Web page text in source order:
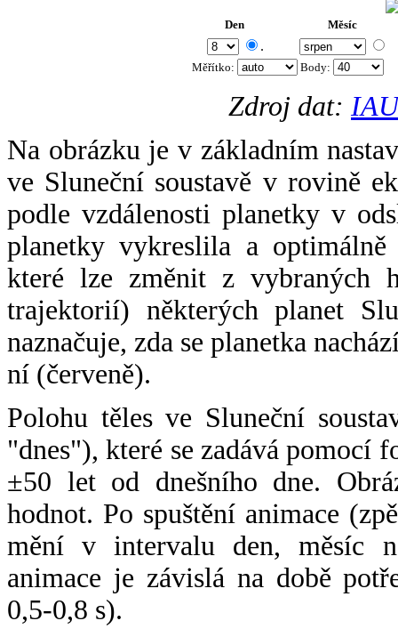
Den Měsíc
.
Měřítko: Body:
Zdroj dat:
Na obrázku je v základním
ve Sluneční soustavě v rovině
podle vzdálenosti planetky v
planetky vykreslila a
které lze změnit z vybraných
trajektorií) některých planet
naznačuje, zda se planetka
ní (červeně).
Polohu těles ve Sluneční
"dnes"), které se zadává pomocí
±50 let od dnešního dne.
hodnot. Po spuštění animace
mění v intervalu den, měsíc
animace je závislá na době
0,5-0,8 s).